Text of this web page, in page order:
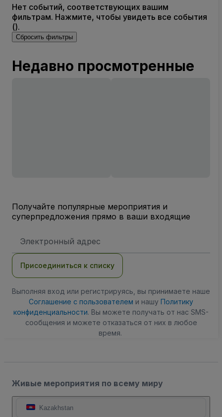
Нет событий, соответствующих вашим
фильтрам. Нажмите, чтобы увидеть все события
().
Сбросить фильтры
Недавно просмотренные
Получайте популярные мероприятия и
суперпредложения прямо в ваши входящие
электронной
Присоединиться к списку
Выполняя вход или регистрируясь, вы принимаете наше
Соглашение с пользователем и нашу Политику
конфиденциальности. Вы можете получать от нас SMS-
сообщения и можете отказаться от них в любое
время.
Живые мероприятия по всему миру
Kazakhstan